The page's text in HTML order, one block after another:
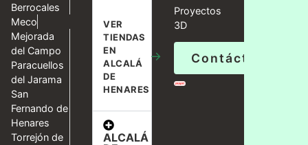
Berrocales
Meco
Mejorada
del Campo
Paracuellos
del Jarama
San
Fernando de
Henares
Torrejón de
VER
TIENDAS
EN
ALCALÁ
DE
HENARES
→
ALCALÁ
Proyectos
3D
Contáctanos